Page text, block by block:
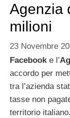
Agenzia
milioni
23 Novembre
Facebooke l’
accordo per
tra l’azienda
tasse non
territorio